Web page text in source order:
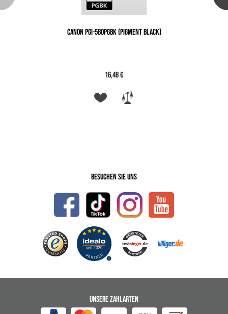
CANON PGI-580PGBK (PIGMENT BLACK)
16,48 €
Besuchen Sie uns
UNSERE ZAHLARTEN